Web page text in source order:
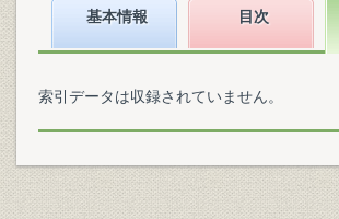
基本情報 目次
索引データは収録されていません。